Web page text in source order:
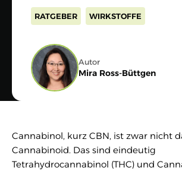
RATGEBER WIRKSTOFFE
Autor
Mira Ross-Büttgen
Cannabinol, kurz CBN, ist zwar nicht
Cannabinoid. Das sind eindeutig
Tetrahydrocannabinol (THC) und